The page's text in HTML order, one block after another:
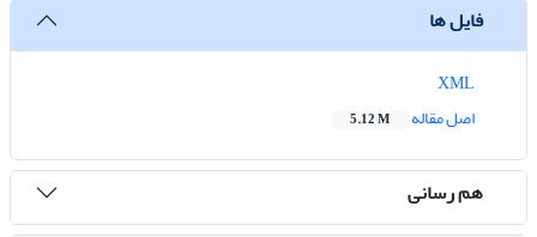
فایل ها
اصل مقاله
5.12 M
هم رسانی